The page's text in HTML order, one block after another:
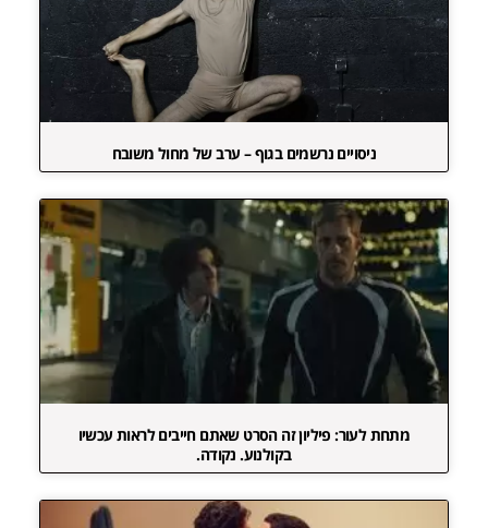
ניסויים נרשמים בגוף – ערב של מחול משובח
מתחת לעור: פיליון זה הסרט שאתם חייבים לראות עכשיו
בקולנוע. נקודה.